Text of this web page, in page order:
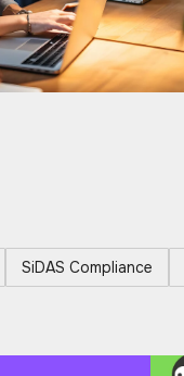
SiDAS Compliance